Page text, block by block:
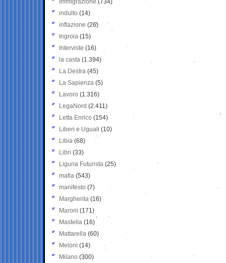
Immigrazione (734)
indulto (14)
inflazione (26)
Ingroia (15)
Interviste (16)
la casta (1.394)
La Destra (45)
La Sapienza (5)
Lavoro (1.316)
LegaNord (2.411)
Letta Enrico (154)
Liberi e Uguali (10)
Libia (68)
Libri (33)
Liguria Futurista (25)
mafia (543)
manifesto (7)
Margherita (16)
Maroni (171)
Mastella (16)
Mattarella (60)
Meloni (14)
Milano (300)